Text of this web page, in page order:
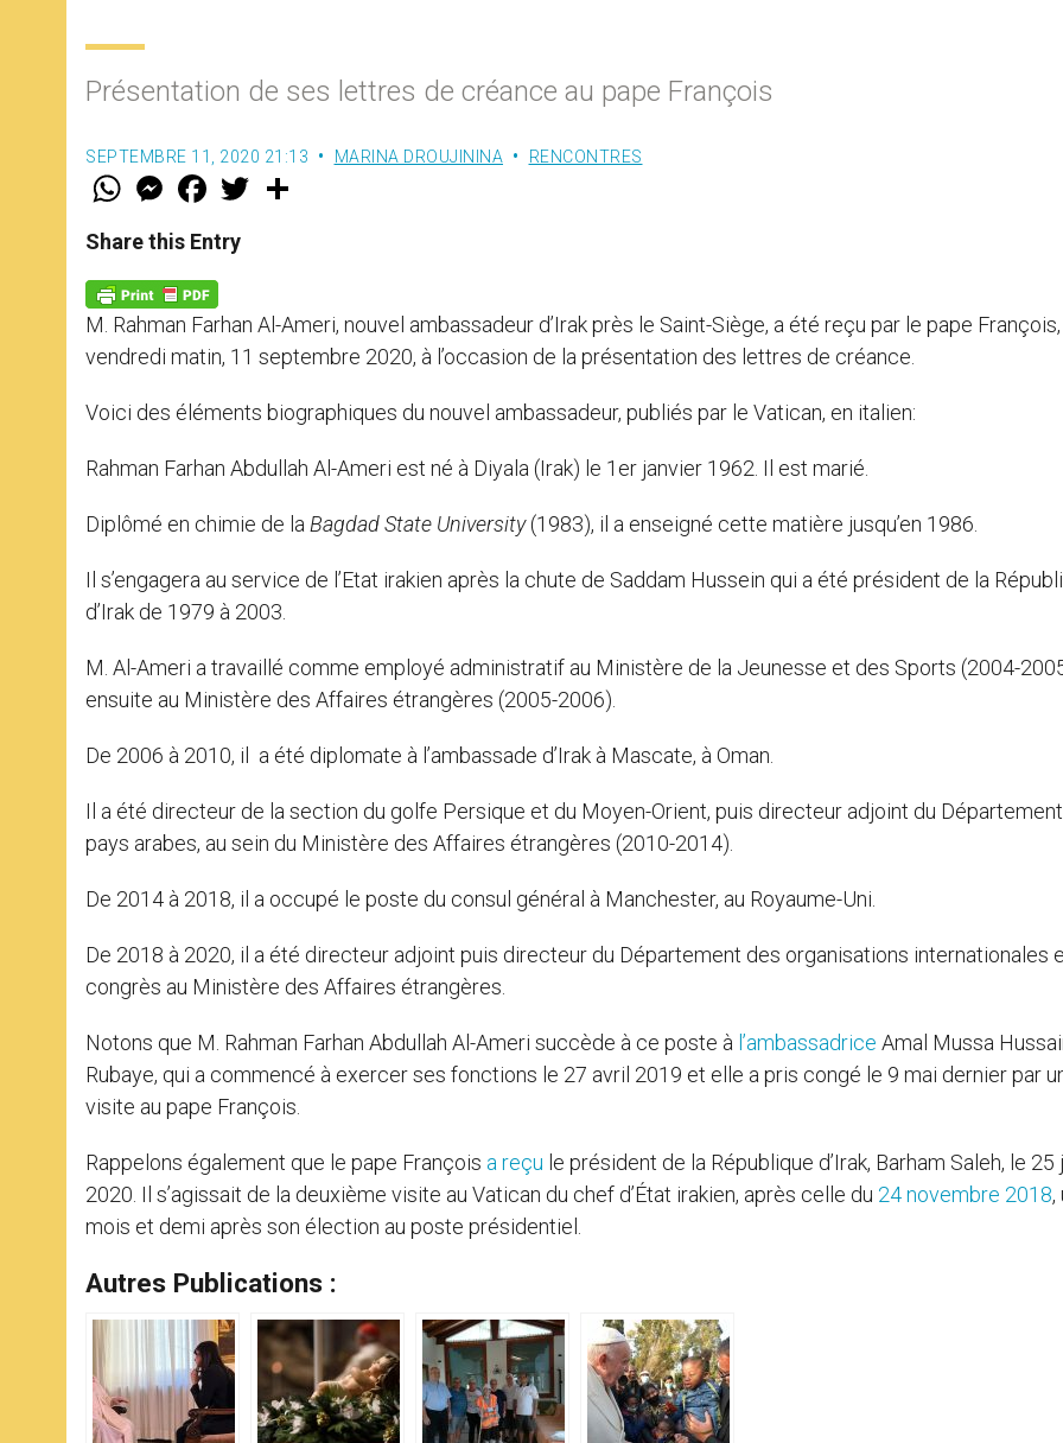
Présentation de ses lettres de créance au pape François
SEPTEMBRE 11, 2020 21:13 MARINA DROUJININA RENCONTRES
W
t
s
A
p
p
M
e
s
e
n
g
e
r
F
a
e
b
o
k
w
Share this Entry
M. Rahman Farhan Al-Ameri, nouvel ambassadeur d’Irak près le Saint-Siège, a été reçu par le pape
vendredi matin, 11 septembre 2020, à l’occasion de la présentation des lettres de créance.
Voici des éléments biographiques du nouvel ambassadeur, publiés par le Vatican, en italien:
Rahman Farhan Abdullah Al-Ameri est né à Diyala (Irak) le 1er janvier 1962. Il est marié.
Diplômé en chimie de laBagdad State University(1983), il a enseigné cette matière jusqu’en 1986.
Il s’engagera au service de l’Etat irakien après la chute de Saddam Hussein qui a été président de la
d’Irak de 1979 à 2003.
M. Al-Ameri a travaillé comme employé administratif au Ministère de la Jeunesse et des Sports (2004-
ensuite au Ministère des Affaires étrangères (2005-2006).
De 2006 à 2010, il a été diplomate à l’ambassade d’Irak à Mascate, à Oman.
Il a été directeur de la section du golfe Persique et du Moyen-Orient, puis directeur adjoint du
pays arabes, au sein du Ministère des Affaires étrangères (2010-2014).
De 2014 à 2018, il a occupé le poste du consul général à Manchester, au Royaume-Uni.
De 2018 à 2020, il a été directeur adjoint puis directeur du Département des organisations internationales
congrès au Ministère des Affaires étrangères.
Notons que M. Rahman Farhan Abdullah Al-Ameri succède à ce poste à l’ambassadrice Amal Mussa
Rubaye, qui a commencé à exercer ses fonctions le 27 avril 2019 et elle a pris congé le 9 mai dernier par
visite au pape François.
Rappelons également que le pape François a reçu le président de la République d’Irak, Barham Saleh, le 25
2020. Il s’agissait de la deuxième visite au Vatican du chef d’État irakien, après celle du 24 novembre 2018,
mois et demi après son élection au poste présidentiel.
Autres Publications :